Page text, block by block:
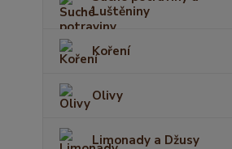
Luštěniny
Koření
Olivy
Limonady a Džusy